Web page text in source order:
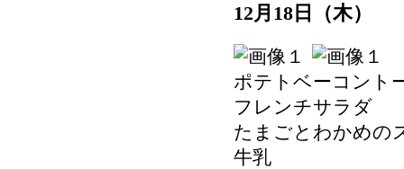
12月18日（木）
ポテトベーコント
フレンチサラダ
たまごとわかめの
牛乳